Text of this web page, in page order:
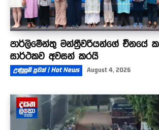
පාර්ලිමේන්තු මන්ත්‍රීවරියන්ගේ චීනයේ
සාර්ථකව අවසන් කරයි
උණුසුම් පුවත් | Hot News August 4, 2026